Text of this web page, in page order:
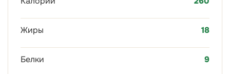
Жиры 18
Белки 9